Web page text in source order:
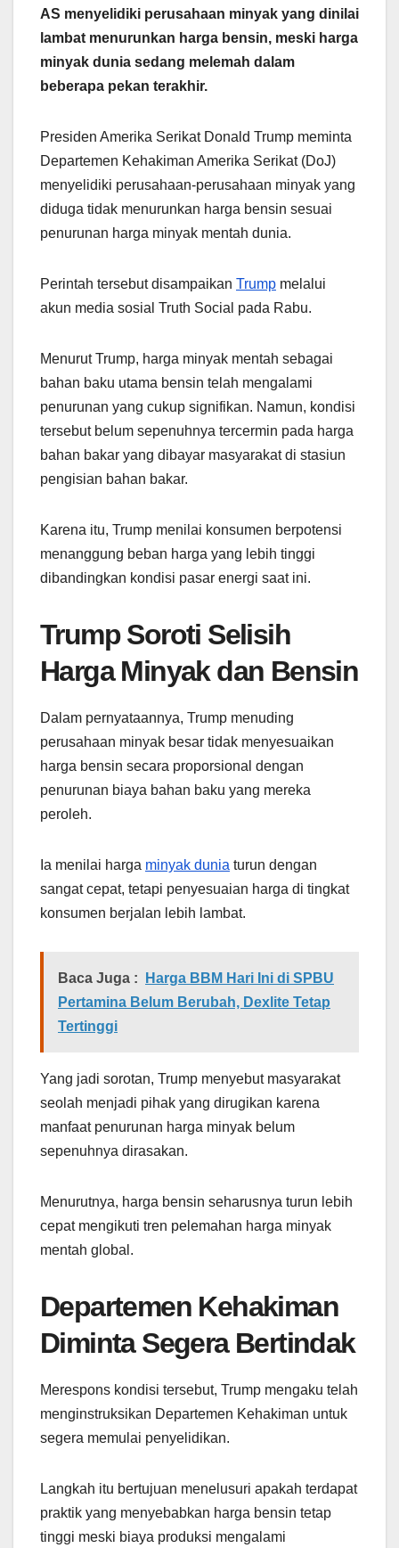
AS menyelidiki perusahaan minyak yang dinilai
lambat menurunkan harga bensin, meski harga
minyak dunia sedang melemah dalam
beberapa pekan terakhir.
Presiden Amerika Serikat Donald Trump meminta
Departemen Kehakiman Amerika Serikat (DoJ)
menyelidiki perusahaan-perusahaan minyak yang
diduga tidak menurunkan harga bensin sesuai
penurunan harga minyak mentah dunia.
Perintah tersebut disampaikan Trump melalui
akun media sosial Truth Social pada Rabu.
Menurut Trump, harga minyak mentah sebagai
bahan baku utama bensin telah mengalami
penurunan yang cukup signifikan. Namun, kondisi
tersebut belum sepenuhnya tercermin pada harga
bahan bakar yang dibayar masyarakat di stasiun
pengisian bahan bakar.
Karena itu, Trump menilai konsumen berpotensi
menanggung beban harga yang lebih tinggi
dibandingkan kondisi pasar energi saat ini.
Trump Soroti Selisih
Harga Minyak dan Bensin
Dalam pernyataannya, Trump menuding
perusahaan minyak besar tidak menyesuaikan
harga bensin secara proporsional dengan
penurunan biaya bahan baku yang mereka
peroleh.
Ia menilai harga minyak dunia turun dengan
sangat cepat, tetapi penyesuaian harga di tingkat
konsumen berjalan lebih lambat.
Baca Juga :
Harga BBM Hari Ini di SPBU
Pertamina Belum Berubah, Dexlite Tetap
Tertinggi
Yang jadi sorotan, Trump menyebut masyarakat
seolah menjadi pihak yang dirugikan karena
manfaat penurunan harga minyak belum
sepenuhnya dirasakan.
Menurutnya, harga bensin seharusnya turun lebih
cepat mengikuti tren pelemahan harga minyak
mentah global.
Departemen Kehakiman
Diminta Segera Bertindak
Merespons kondisi tersebut, Trump mengaku telah
menginstruksikan Departemen Kehakiman untuk
segera memulai penyelidikan.
Langkah itu bertujuan menelusuri apakah terdapat
praktik yang menyebabkan harga bensin tetap
tinggi meski biaya produksi mengalami